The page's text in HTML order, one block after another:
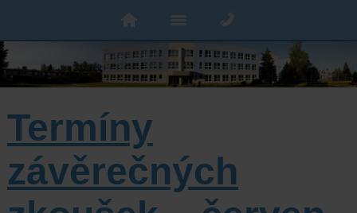
Termíny
závěrečných